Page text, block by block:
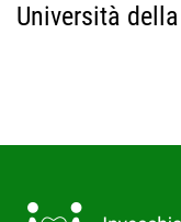
Università